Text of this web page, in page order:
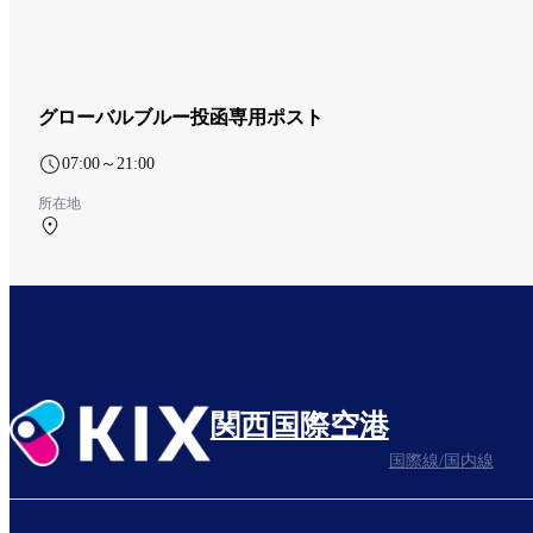
グローバルブルー投函専用ポスト
07:00～21:00
所在地
関西国際空港
国際線/国内線